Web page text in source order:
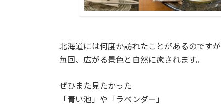
北海道には何度か訪れたことがあるのですが
毎回、広がる景色と自然に癒されます。
ぜひまた見たかった
「青い池」や「ラベンダー」